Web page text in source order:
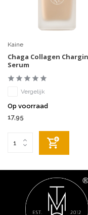
Kaine
Chaga Collagen
Serum
Vergelijk
Op voorraad
17,95